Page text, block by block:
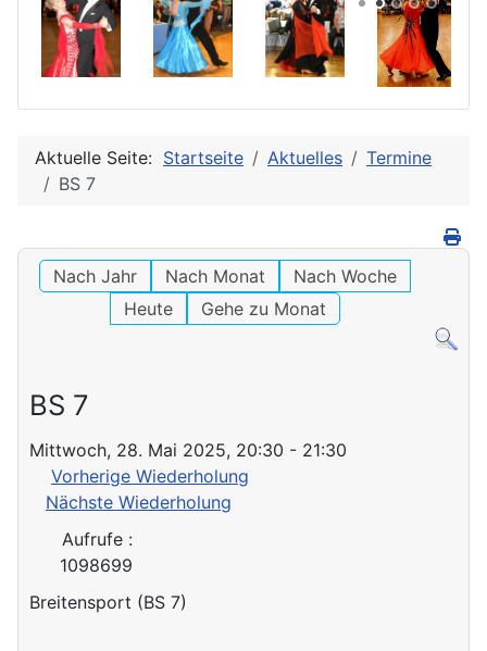
Aktuelle Seite: Startseite Aktuelles
Termine
BS 7
Nach Jahr Nach Monat
Nach Woche
Heute
Gehe zu Monat
BS 7
Mittwoch, 28. Mai 2025, 20:30 - 21:30
Vorherige Wiederholung
Nächste Wiederholung
Aufrufe:
1098699
Breitensport (BS 7)